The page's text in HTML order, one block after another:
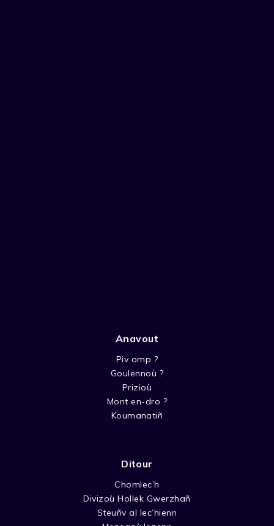
Anavout
Piv omp ?
Goulennoù ?
Prizioù
Mont en-dro ?
Koumanatiñ
Ditour
Chomlec’h
Divizoù Hollek Gwerzhañ
Steuñv al lec’hienn